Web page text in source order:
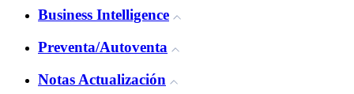
Business Intelligence
Preventa/Autoventa
Notas Actualización